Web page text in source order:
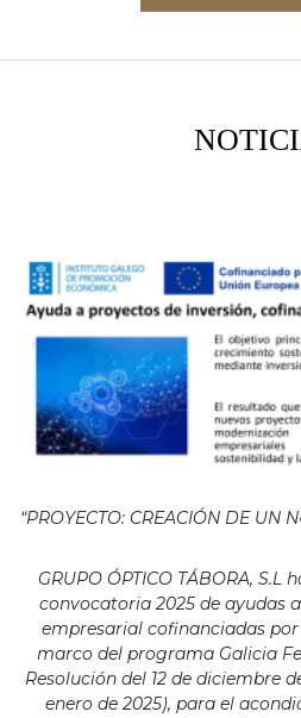
“PROYECTO: CREACIÓN DE UN
GRUPO ÓPTICO TÁBORA,
convocatoria 2025 de ayudas
empresarial cofinanciadas
marco del programa Galicia
Resolución del 12 de diciembre
enero de 2025), para el